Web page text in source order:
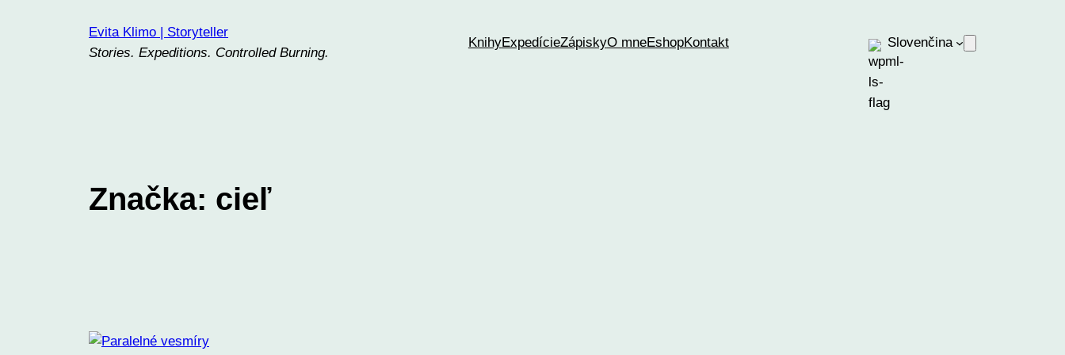
Evita Klimo | Storyteller
Stories. Expeditions. Controlled Burning.
KnihyExpedícieZápiskyO mneEshopKontakt Slovenčina
Značka: cieľ